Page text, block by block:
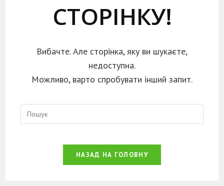
СТОРІНКУ!
Вибачте. Але сторінка, яку ви шукаєте,
недоступна.
Можливо, варто спробувати інший запит.
НАЗАД НА ГОЛОВНУ